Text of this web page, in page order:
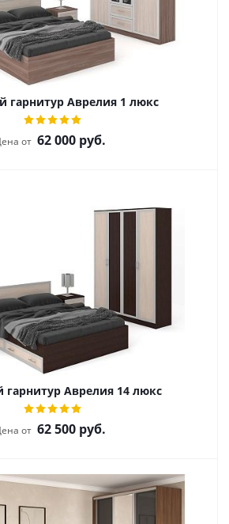
гарнитур Аврелия 1 люкс
от 62 000 руб.
гарнитур Аврелия 14 люкс
от 62 500 руб.